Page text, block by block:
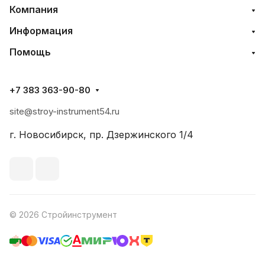
Компания
Информация
Помощь
+7 383 363-90-80
site@stroy-instrument54.ru
г. Новосибирск, пр. Дзержинского 1/4
© 2026 Стройинструмент